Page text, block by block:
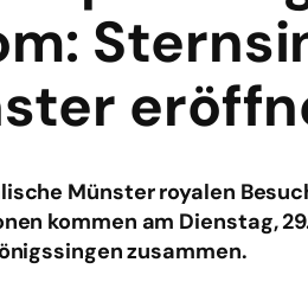
Münster royalen
kommen am Dienstag,
zusammen.